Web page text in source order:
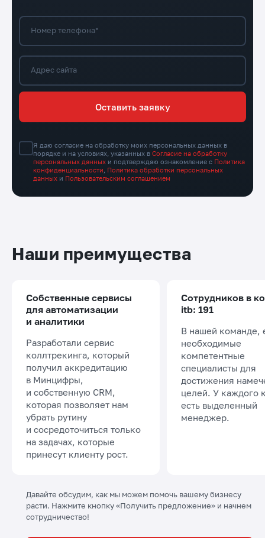
Номер телефона*
Адрес сайта
Оставить заявку
Я даю согласие на обработку моих персональных данных в
порядке и на условиях, указанных в Согласие на обработку
персональных данных и подтверждаю ознакомление с Политика
конфиденциальности
Политика обработки персональных
данных и Пользовательским соглашением
Наши преимущества
Собственные сервисы
для автоматизации
и аналитики
Разработали сервис
коллтрекинга, который
получил аккредитацию
в Минцифры,
и собственную CRM,
которая позволяет нам
убрать рутину
и сосредоточиться только
на задачах, которые
принесут клиенту рост.
Сотрудников в
itb: 191
В нашей команде,
необходимые
компетентные
специалисты для
достижения
целей. У каждого
есть выделенный
менеджер.
Давайте обсудим, как мы можем помочь вашему бизнесу
расти. Нажмите кнопку «Получить предложение» и начнем
сотрудничество!